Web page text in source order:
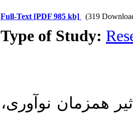
Full-Text [PDF 985 kb] (319
Type of Study:
علی‌حسین (1399). «تأثیر همزمان نوآوری،